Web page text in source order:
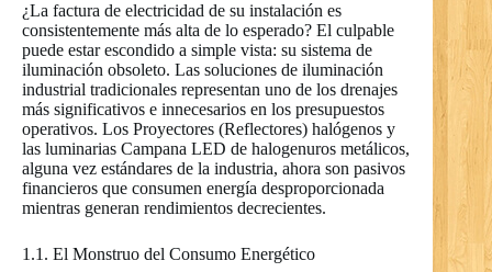
¿La factura de electricidad de su instalación es
consistentemente más alta de lo esperado? El culpable
puede estar escondido a simple vista: su sistema de
iluminación obsoleto. Las soluciones de iluminación
industrial tradicionales representan uno de los drenajes
más significativos e innecesarios en los presupuestos
operativos. Los Proyectores (Reflectores) halógenos y
las luminarias Campana LED de halogenuros metálicos,
alguna vez estándares de la industria, ahora son pasivos
financieros que consumen energía desproporcionada
mientras generan rendimientos decrecientes.
1.1. El Monstruo del Consumo Energético